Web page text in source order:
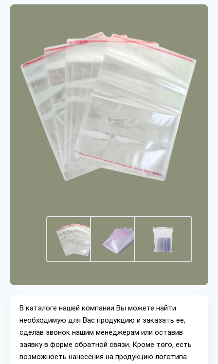
В каталоге нашей компании Вы можете найти
необходимую для Вас продукцию и заказать ее,
сделав звонок нашим менеджерам или оставив
заявку в форме обратной связи. Кроме того, есть
возможность нанесения на продукцию логотипа